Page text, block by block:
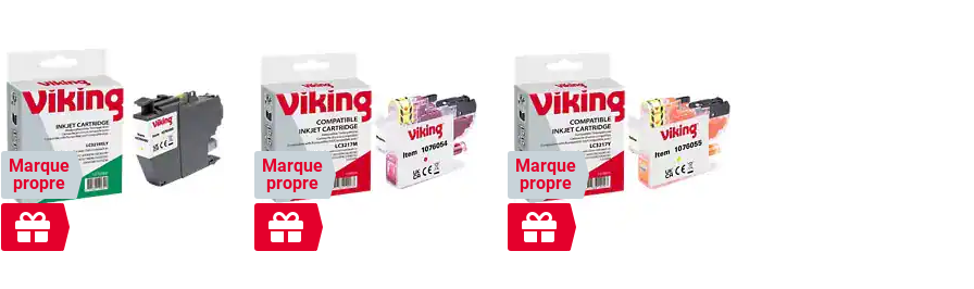
Marque
propre
Cadeau
gratuit
Marque
propre
Cadeau
gratuit
Marque
propre
Cadeau
gratuit